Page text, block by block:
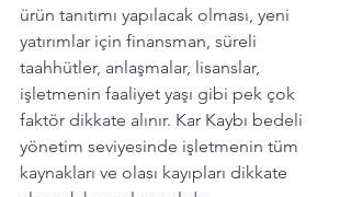
ürün tanıtımı yapılacak olması, yeni
yatırımlar için finansman, süreli
taahhütler, anlaşmalar, lisanslar,
işletmenin faaliyet yaşı gibi pek çok
faktör dikkate alınır. Kar Kaybı bedeli
yönetim seviyesinde işletmenin tüm
kaynakları ve olası kayıpları dikkate